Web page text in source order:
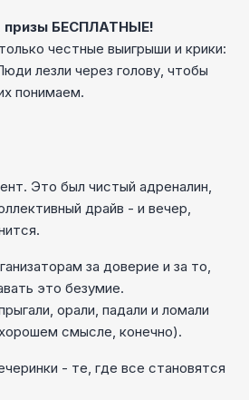
БЕСПЛАТНЫЕ!
честные выигрыши и крики:
лезли через голову, чтобы
понимаем.
Это был чистый адреналин,
драйв - и вечер,
за доверие и за то,
это безумие.
орали, падали и ломали
смысле, конечно).
- те, где все становятся